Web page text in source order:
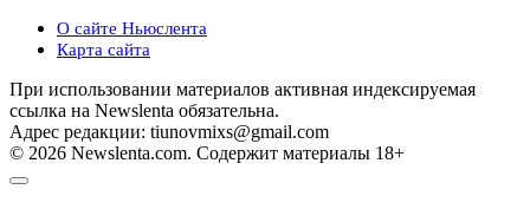
О сайте Ньюслента
Карта сайта
При использовании материалов активная индексируемая
ссылка на Newslenta обязательна.
Адрес редакции: tiunovmixs@gmail.com
© 2026 Newslenta.com. Содержит материалы 18+